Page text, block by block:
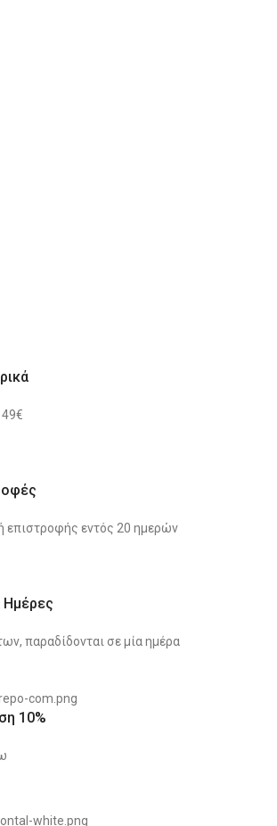
επιστροφής εντός 20 ημερών
Ημέρες
παραδίδονται σε μία ημέρα
10%